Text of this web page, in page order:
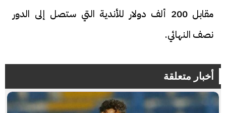
مقابل 200 ألف دولار للأندية التي ستصل إلى الدور
نصف النهائي.
أخبار متعلقة